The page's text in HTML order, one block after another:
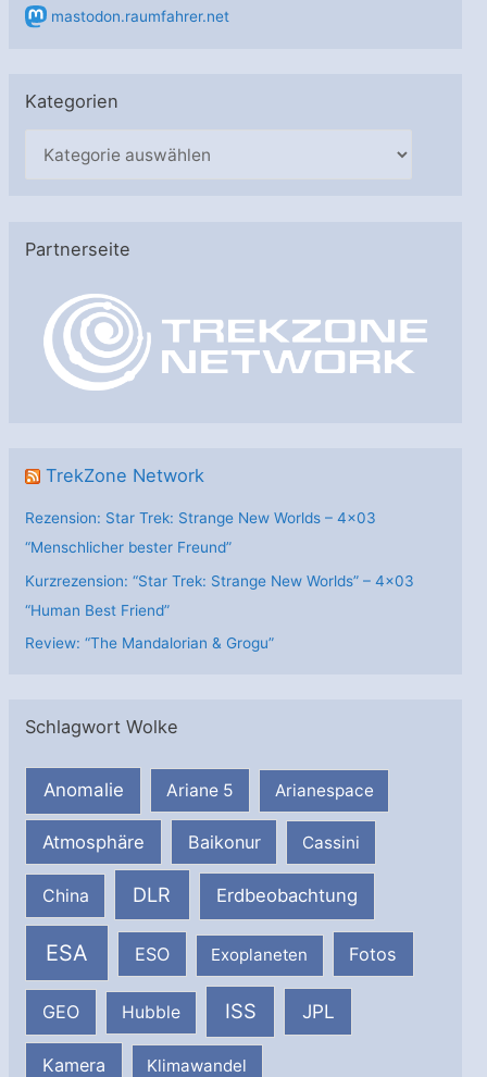
mastodon.raumfahrer.net
Kategorien
g
Partnerseite
TrekZone Network
Rezension: Star Trek: Strange New Worlds – 4×03
“Menschlicher bester Freund”
Kurzrezension: “Star Trek: Strange New Worlds” – 4×03
“Human Best Friend”
Review: “The Mandalorian & Grogu”
Schlagwort Wolke
Anomalie Ariane 5 Arianespace
Atmosphäre Baikonur Cassini
China DLR Erdbeobachtung
ESA ESO Exoplaneten Fotos
GEO Hubble ISS JPL
Kamera Klimawandel